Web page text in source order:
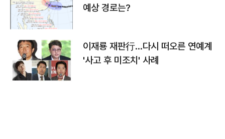
예상 경로는?
이재룡 재판行…다시 떠오른 연예계
'사고 후 미조치' 사례